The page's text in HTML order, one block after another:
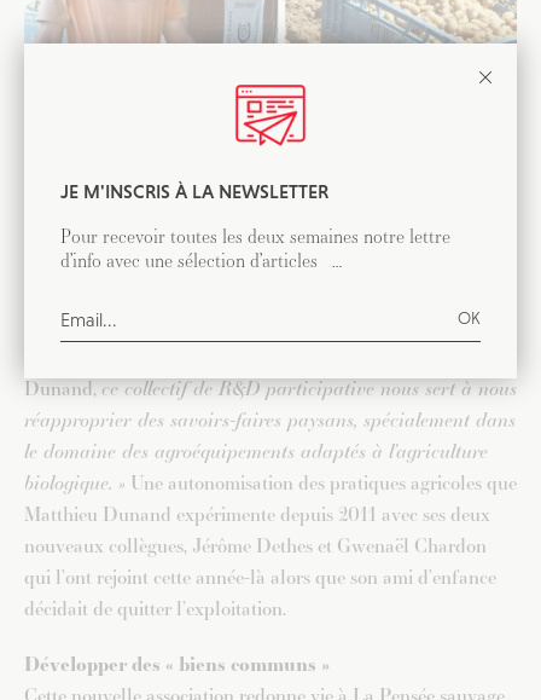
monter une exploitation semble évident.
travaille quatre jours aux champs, réservant le cinquième à
Dunand,ce collectif de R&D participative nous sert à nous
réapproprier des savoirs-faires paysans, spécialement dans
le domaine des agroéquipements adaptés à l’agriculture
biologique. » Une autonomisation des pratiques agricoles que
Matthieu Dunand expérimente depuis 2011 avec ses deux
nouveaux collègues, Jérôme Dethes et Gwenaël Chardon
qui l’ont rejoint cette année-là alors que son ami d’enfance
décidait de quitter l’exploitation.
Développer des « biens communs »
JE M'INSCRIS À LA NEWSLETTER
Pour recevoir toutes les deux semaines notre lettre
d’info avec une sélection d’articles …